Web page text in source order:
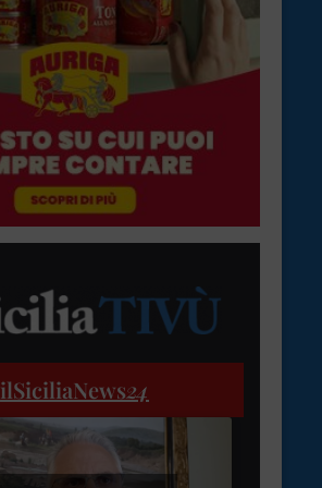
ilSiciliaNews24